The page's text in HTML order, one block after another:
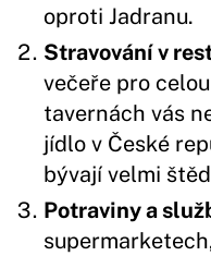
oproti Jadranu.
Stravování v
večeře pro
tavernách vás
jídlo v České
bývají velmi
Potraviny a